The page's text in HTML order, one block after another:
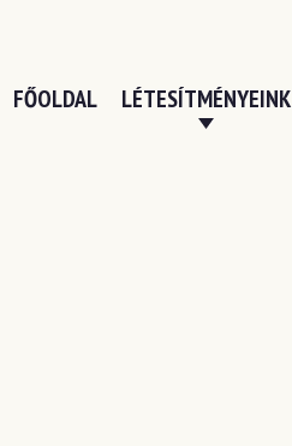
FŐOLDAL LÉTESÍTMÉNYEINK